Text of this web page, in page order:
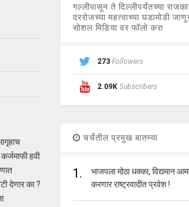
हवी
देणार का ?
गल्लीपासून ते दिल्लीपर्यंतच्या
दररोजच्या महत्वाच्या घडामोडी
सोशल मिडिया वर फॉलो करा
273 Followers
2.09K Subscribers
चर्चेतील प्रमुख बातम्या
1.
भाजपला मोठा धक्का, विद्यमान
करणार राष्ट्रवादीत प्रवेश !